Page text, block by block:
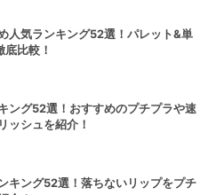
人気ランキング52選！パレット&単
比較！
ング52選！おすすめのプチプラや速
ッシュを紹介！
キング52選！落ちないリップをプチ